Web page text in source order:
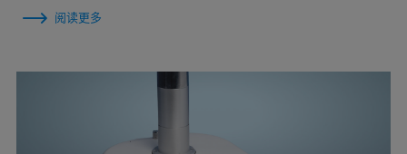
阅读更多